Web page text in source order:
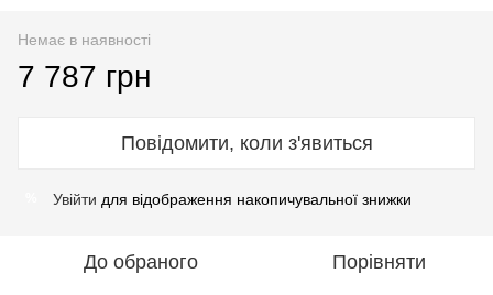
Немає в наявності
7 787 грн
Повідомити, коли з'явиться
Увійти для відображення накопичувальної знижки
До обраного Порівняти